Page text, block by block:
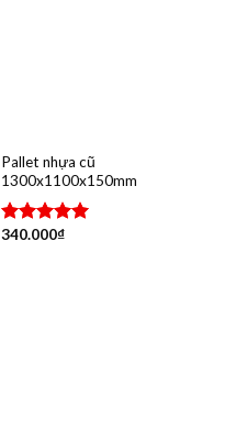
Pallet nhựa cũ
1300x1100x150mm
Được xếp
340.000₫